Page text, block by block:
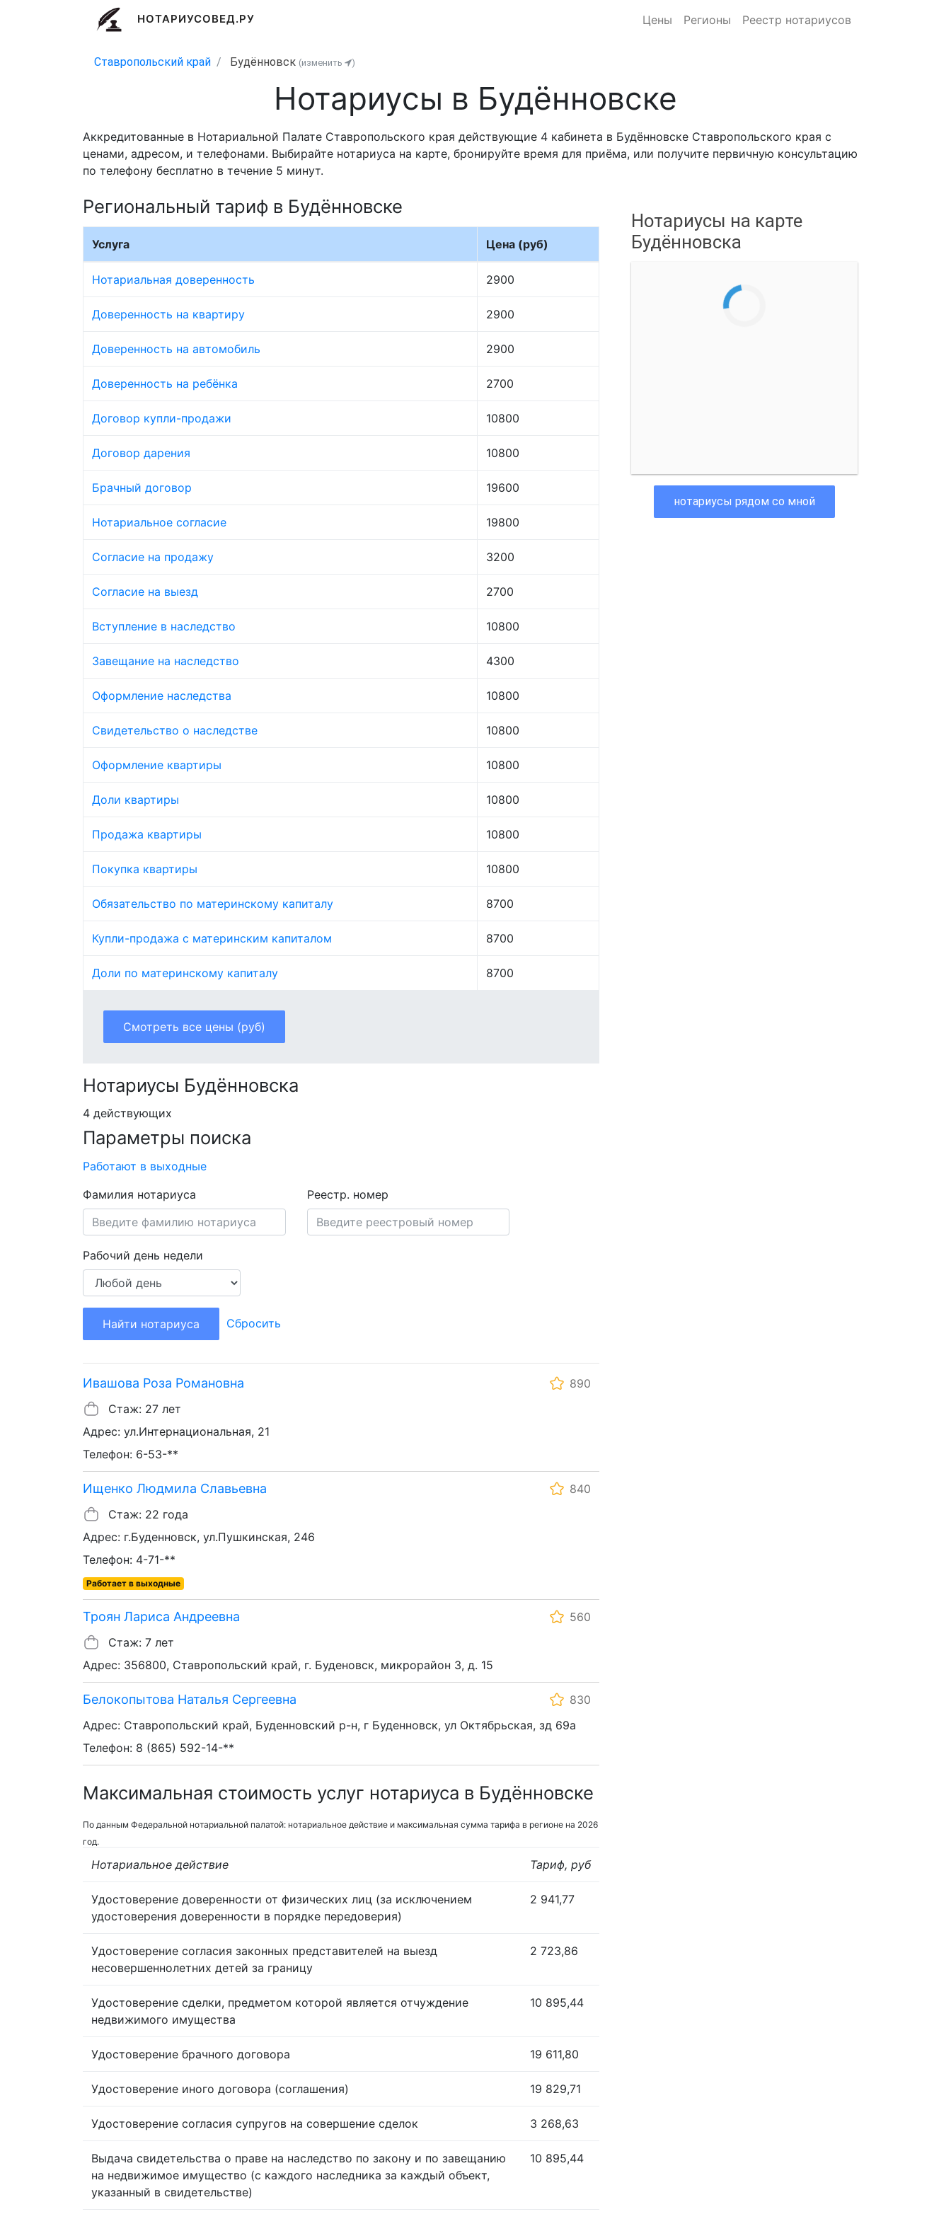
НОТАРИУСОВЕД.РУ Цены Регионы Реестр нотариусов
Ставропольский край Будённовск (изменить )
Нотариусы в Будённовске
Аккредитованные в Нотариальной Палате Ставропольского края действующие 4 кабинета в Будённовске Ставропольского края с
ценами, адресом, и телефонами. Выбирайте нотариуса на карте, бронируйте время для приёма, или получите первичную консультацию
по телефону бесплатно в течение 5 минут.
Региональный тариф в Будённовске
Услуга Цена (руб)
Нотариальная доверенность 2900
Доверенность на квартиру 2900
Доверенность на автомобиль 2900
Доверенность на ребёнка 2700
Договор купли-продажи 10800
Договор дарения 10800
Брачный договор 19600
Нотариальное согласие 19800
Согласие на продажу 3200
Согласие на выезд 2700
Вступление в наследство 10800
Завещание на наследство 4300
Оформление наследства 10800
Свидетельство о наследстве 10800
Оформление квартиры 10800
Доли квартиры 10800
Продажа квартиры 10800
Покупка квартиры 10800
Обязательство по материнскому капиталу 8700
Купли-продажа с материнским капиталом 8700
Доли по материнскому капиталу 8700
Смотреть все цены (руб)
Нотариусы Будённовска
4 действующих
Параметры поиска
Работают в выходные
Фамилия нотариуса
Реестр. номер
Рабочий день недели
Найти нотариуса Сбросить
Ивашова Роза Романовна
890
Стаж: 27 лет
Адрес: ул.Интернациональная, 21
Телефон: 6-53-**
Ищенко Людмила Славьевна
840
Стаж: 22 года
Адрес: г.Буденновск, ул.Пушкинская, 246
Телефон: 4-71-**
Работает в выходные
Троян Лариса Андреевна
560
Стаж: 7 лет
Адрес: 356800, Ставропольский край, г. Буденовск, микрорайон 3, д. 15
Белокопытова Наталья Сергеевна
830
Адрес: Ставропольский край, Буденновский р-н, г Буденновск, ул Октябрьская, зд 69а
Телефон: 8 (865) 592-14-**
Максимальная стоимость услуг нотариуса в Будённовске
По данным Федеральной нотариальной палатой: нотариальное действие и максимальная сумма тарифа в регионе на 2026
год.
Нотариальное действие Тариф, руб
Удостоверение доверенности от физических лиц (за исключением
удостоверения доверенности в порядке передоверия)
2 941,77
Удостоверение согласия законных представителей на выезд
несовершеннолетних детей за границу
2 723,86
Удостоверение сделки, предметом которой является отчуждение
недвижимого имущества
10 895,44
Удостоверение брачного договора 19 611,80
Удостоверение иного договора (соглашения) 19 829,71
Удостоверение согласия супругов на совершение сделок 3 268,63
Выдача свидетельства о праве на наследство по закону и по завещанию
на недвижимое имущество (с каждого наследника за каждый объект,
указанный в свидетельстве)
10 895,44
Нотариусы на карте
Будённовска
нотариусы рядом со мной